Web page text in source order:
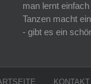
man lernt
Tanzen macht
- gibt es ein